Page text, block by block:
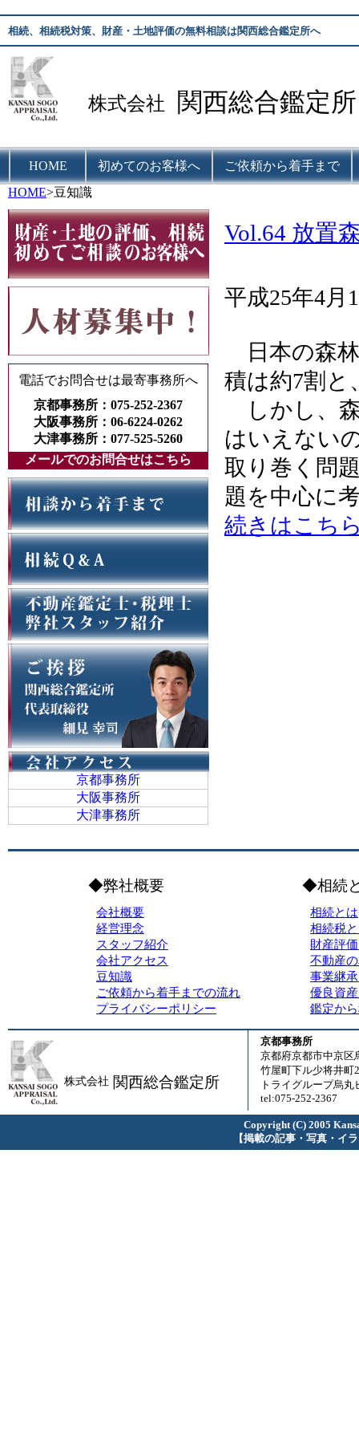
相続、相続税対策、財産・土地評価の無料相談は関西総合鑑定所へ
株式会社 関西総合鑑定所
HOME 初めてのお客様へ
ご依頼から着手まで
HOME>豆知識
電話でお問合せは最寄事務所へ
京都事務所：075-252-2367
大阪事務所：06-6224-0262
大津事務所：077-525-5260
メールでのお問合せはこちら
京都事務所
大阪事務所
大津事務所
Vol.64 放置
平成25年4月
日本の森林
積は約7割と
しかし、
はいえない
取り巻く問
題を中心に
続きはこち
◆弊社概要
会社概要
経営理念
スタッフ紹介
会社アクセス
豆知識
ご依頼から着手までの流れ
プライバシーポリシー
◆相続
相続とは
相続税
財産評
不動産
事業継
優良資
鑑定か
株式会社 関西総合鑑定所
京都事務所
京都府京都市中京区
竹屋町下ル少将井町
トライグループ烏丸
tel:075-252-2367
Copyright (C) 2005
【掲載の記事・写真・イラ